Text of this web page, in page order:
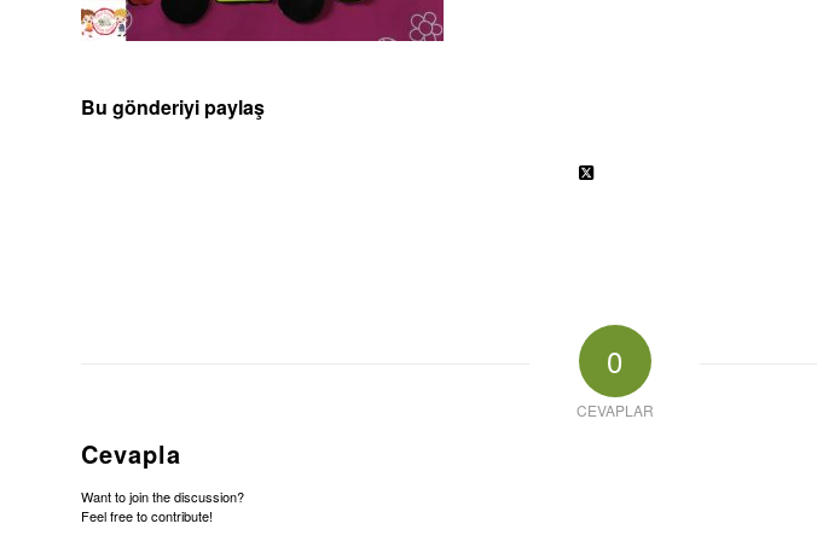
Bu gönderiyi paylaş
0
CEVAPLAR
Cevapla
Want to join the discussion?
Feel free to contribute!